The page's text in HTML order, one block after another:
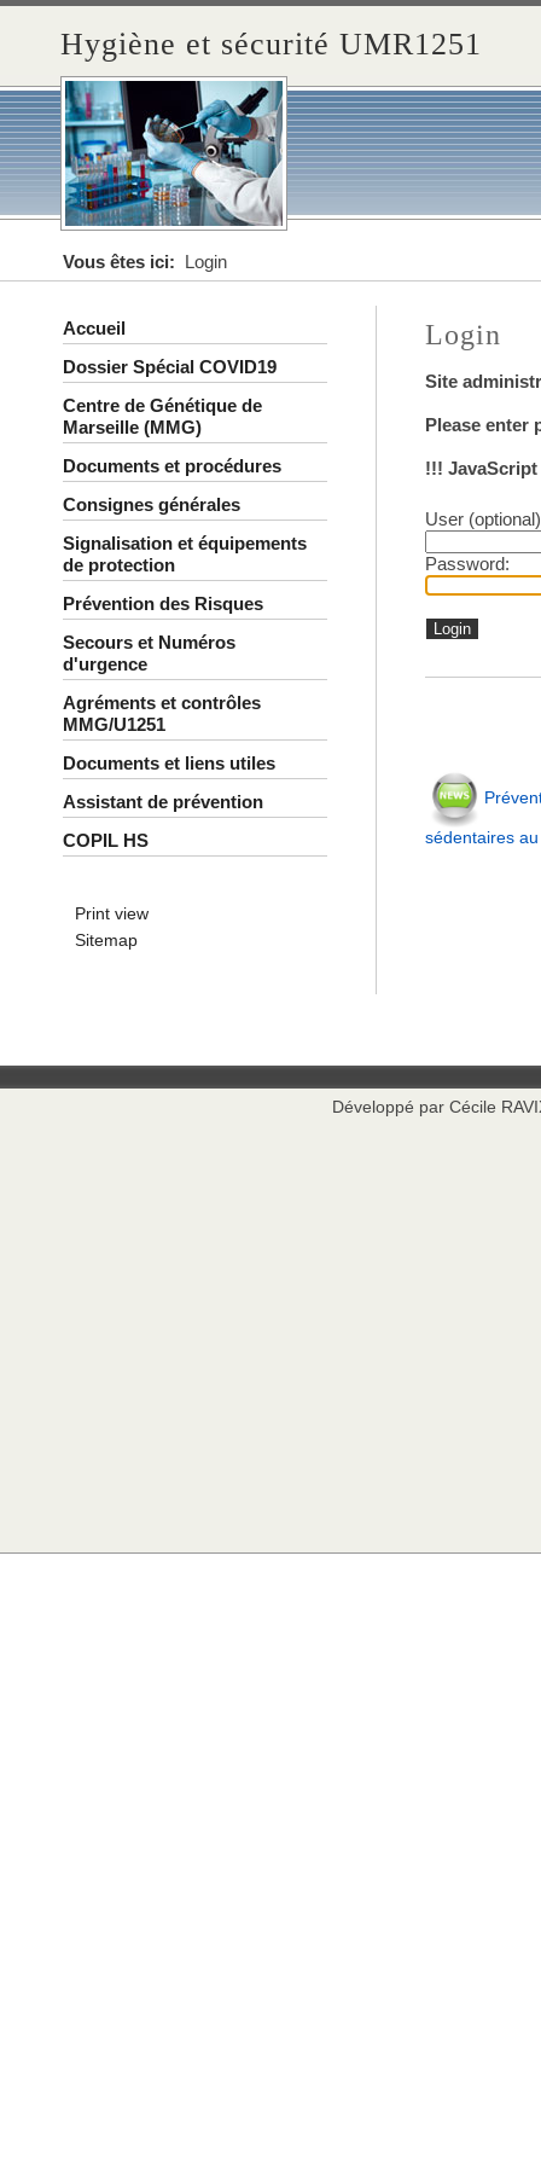
Hygiène et sécurité UMR1251
Vous êtes ici: Login
Accueil
Dossier Spécial COVID19
Centre de Génétique de
Marseille (MMG)
Documents et procédures
Consignes générales
Signalisation et équipements
de protection
Prévention des Risques
Secours et Numéros
d'urgence
Agréments et contrôles
MMG/U1251
Documents et liens utiles
Assistant de prévention
COPIL HS
Print view
Sitemap
Login
Site
Please enter
!!!
User
Password:
sédentaires
Développé par Cécile